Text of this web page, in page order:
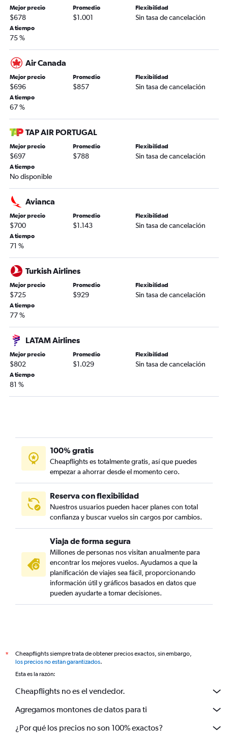
Mejor precio
$678
Promedio
$1.001
Flexibilidad
Sin tasa de cancelación
A tiempo
75 %
Air Canada
Mejor precio
$696
Promedio
$857
Flexibilidad
Sin tasa de cancelación
A tiempo
67 %
TAP AIR PORTUGAL
Mejor precio
$697
Promedio
$788
Flexibilidad
Sin tasa de cancelación
A tiempo
No disponible
Avianca
Mejor precio
$700
Promedio
$1.143
Flexibilidad
Sin tasa de cancelación
A tiempo
71 %
Turkish Airlines
Mejor precio
$725
Promedio
$929
Flexibilidad
Sin tasa de cancelación
A tiempo
77 %
LATAM Airlines
Mejor precio
$802
Promedio
$1.029
Flexibilidad
Sin tasa de cancelación
A tiempo
81 %
100% gratis
Cheapflights es totalmente gratis, así que puedes
empezar a ahorrar desde el momento cero.
Reserva con flexibilidad
Nuestros usuarios pueden hacer planes con total
confianza y buscar vuelos sin cargos por cambios.
Viaja de forma segura
Millones de personas nos visitan anualmente para
encontrar los mejores vuelos. Ayudamos a que la
planificación de viajes sea fácil, proporcionando
información útil y gráficos basados en datos que
pueden ayudarte a tomar decisiones.
*
Cheapflights siempre trata de obtener precios exactos, sin embargo,
los precios no están garantizados.
Esta es la razón:
Cheapflights no es el vendedor.
Agregamos montones de datos para ti
¿Por qué los precios no son 100% exactos?